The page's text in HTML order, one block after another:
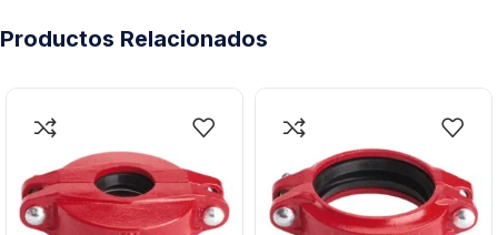
Productos Relacionados